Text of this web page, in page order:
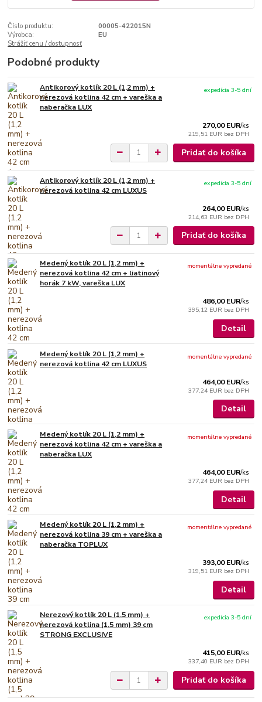
Číslo produktu:
00005-422015N
Výrobca:
EU
Strážiť cenu / dostupnosť
Podobné produkty
Antikorový kotlík 20 L (1,2 mm) +
nerezová kotlina 42 cm + vareška a
naberačka LUX
270,00 EUR/ks
219,51 EUR bez DPH
expedícia 3-5 dní
Pridať do košíka
Antikorový kotlík 20 L (1,2 mm) +
nerezová kotlina 42 cm LUXUS
264,00 EUR/ks
214,63 EUR bez DPH
expedícia 3-5 dní
Pridať do košíka
Medený kotlík 20 L (1,2 mm) +
nerezová kotlina 42 cm + liatinový
horák 7 kW, vareška LUX
486,00 EUR/ks
395,12 EUR bez DPH
momentálne vypredané
Detail
Medený kotlík 20 L (1,2 mm) +
nerezová kotlina 42 cm LUXUS
464,00 EUR/ks
377,24 EUR bez DPH
momentálne vypredané
Detail
Medený kotlík 20 L (1,2 mm) +
nerezová kotlina 42 cm + vareška a
naberačka LUX
464,00 EUR/ks
377,24 EUR bez DPH
momentálne vypredané
Detail
Medený kotlík 20 L (1,2 mm) +
nerezová kotlina 39 cm + vareška a
naberačka TOPLUX
393,00 EUR/ks
319,51 EUR bez DPH
momentálne vypredané
Detail
Nerezový kotlík 20 L (1,5 mm) +
nerezová kotlina (1,5 mm) 39 cm
STRONG EXCLUSIVE
415,00 EUR/ks
337,40 EUR bez DPH
expedícia 3-5 dní
Pridať do košíka